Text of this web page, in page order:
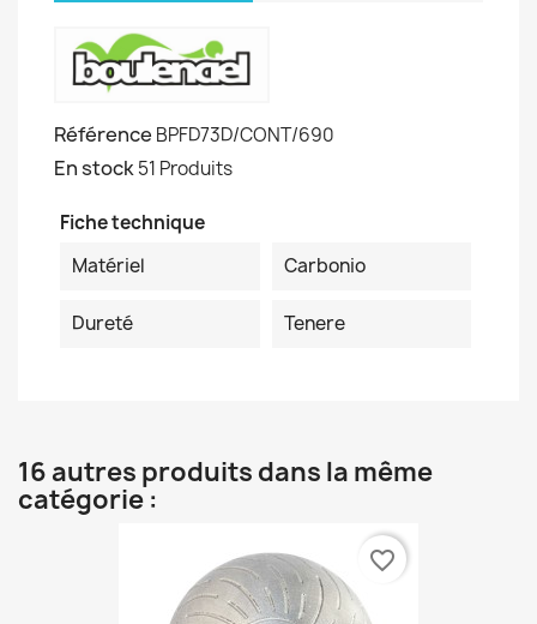
Référence BPFD73D/CONT/690
En stock51 Produits
Fiche technique
Matériel
Carbonio
Dureté Tenere
16 autres produits dans la même
catégorie :
favorite_border